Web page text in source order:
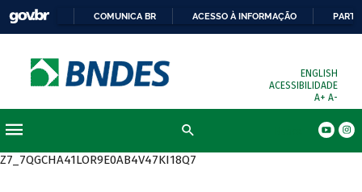
COMUNICA BR ACESSO À INFORMAÇÃO
ENGLISH
ACESSIBILIDADE
A+ A-
Z7_7QGCHA41LOR9E0AB4V47KI18Q7